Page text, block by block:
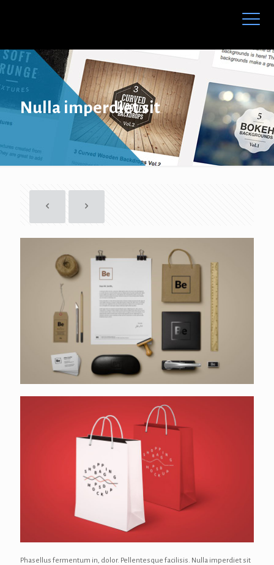
Nulla imperdiet sit
Phasellus fermentum in, dolor. Pellentesque facilisis. Nulla imperdiet sit